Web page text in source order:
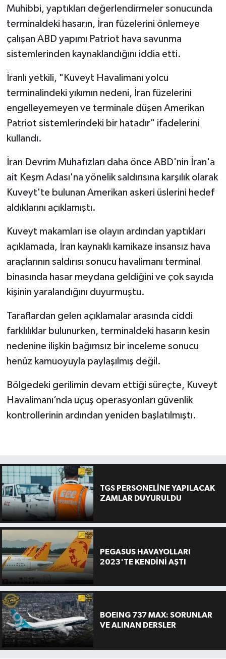
Muhibbi, yaptıkları değerlendirmeler sonucunda
terminaldeki hasarın, İran füzelerini önlemeye
çalışan ABD yapımı Patriot hava savunma
sistemlerinden kaynaklandığını iddia etti.
İranlı yetkili, "Kuveyt Havalimanı yolcu
terminalindeki yıkımın nedeni, İran füzelerini
engelleyemeyen ve terminale düşen Amerikan
Patriot sistemlerindeki bir hatadır" ifadelerini
kullandı.
İran Devrim Muhafızları daha önce ABD'nin İran'a
ait Keşm Adası'na yönelik saldırısına karşılık olarak
Kuveyt'te bulunan Amerikan askeri üslerini hedef
aldıklarını açıklamıştı.
Kuveyt makamları ise olayın ardından yaptıkları
açıklamada, İran kaynaklı kamikaze insansız hava
araçlarının saldırısı sonucu havalimanı terminal
binasında hasar meydana geldiğini ve çok sayıda
kişinin yaralandığını duyurmuştu.
Taraflardan gelen açıklamalar arasında ciddi
farklılıklar bulunurken, terminaldeki hasarın kesin
nedenine ilişkin bağımsız bir inceleme sonucu
henüz kamuoyuyla paylaşılmış değil.
Bölgedeki gerilimin devam ettiği süreçte, Kuveyt
Havalimanı’nda uçuş operasyonları güvenlik
kontrollerinin ardından yeniden başlatılmıştı.
TGS PERSONELİNE YAPILACAK
ZAMLAR DUYURULDU
PEGASUS HAVAYOLLARI
2023'TE KENDİNİ AŞTI
BOEING 737 MAX: SORUNLAR
VE ALINAN DERSLER